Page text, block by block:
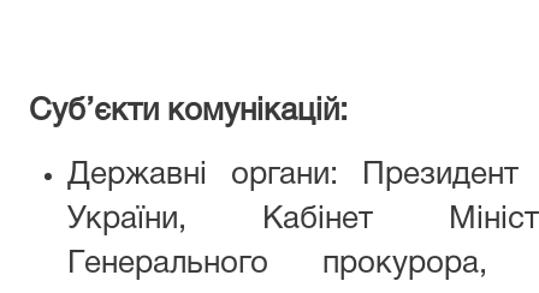
Суб’єкти комунікацій:
Державні органи:
України, Кабінет
енерального прокурора,